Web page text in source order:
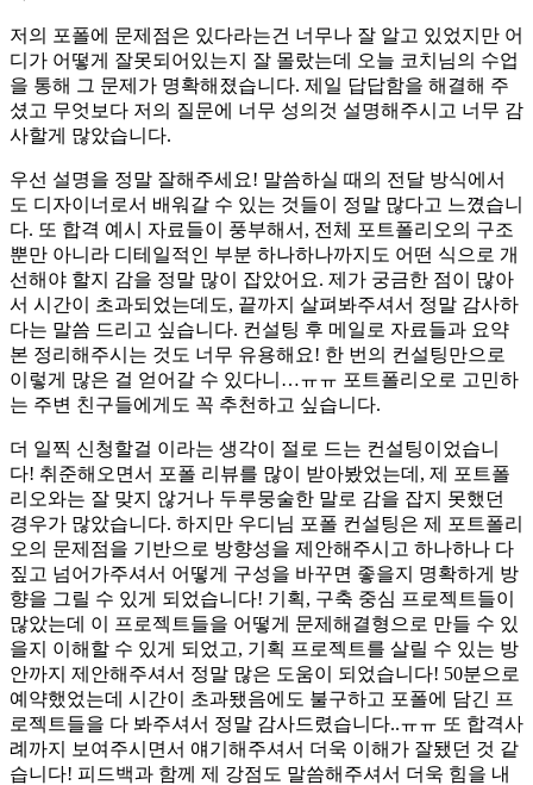
저의 포폴에 문제점은 있다라는건 너무나 잘 알고 있었지만 어
디가 어떻게 잘못되어있는지 잘 몰랐는데 오늘 코치님의 수업
을 통해 그 문제가 명확해졌습니다. 제일 답답함을 해결해 주
셨고 무엇보다 저의 질문에 너무 성의것 설명해주시고 너무 감
사할게 많았습니다.
우선 설명을 정말 잘해주세요! 말씀하실 때의 전달 방식에서
도 디자이너로서 배워갈 수 있는 것들이 정말 많다고 느꼈습니
다. 또 합격 예시 자료들이 풍부해서, 전체 포트폴리오의 구조
뿐만 아니라 디테일적인 부분 하나하나까지도 어떤 식으로 개
선해야 할지 감을 정말 많이 잡았어요. 제가 궁금한 점이 많아
서 시간이 초과되었는데도, 끝까지 살펴봐주셔서 정말 감사하
다는 말씀 드리고 싶습니다. 컨설팅 후 메일로 자료들과 요약
본 정리해주시는 것도 너무 유용해요! 한 번의 컨설팅만으로
이렇게 많은 걸 얻어갈 수 있다니…ㅠㅠ 포트폴리오로 고민하
는 주변 친구들에게도 꼭 추천하고 싶습니다.
더 일찍 신청할걸 이라는 생각이 절로 드는 컨설팅이었습니
다! 취준해오면서 포폴 리뷰를 많이 받아봤었는데, 제 포트폴
리오와는 잘 맞지 않거나 두루뭉술한 말로 감을 잡지 못했던
경우가 많았습니다. 하지만 우디님 포폴 컨설팅은 제 포트폴리
오의 문제점을 기반으로 방향성을 제안해주시고 하나하나 다
짚고 넘어가주셔서 어떻게 구성을 바꾸면 좋을지 명확하게 방
향을 그릴 수 있게 되었습니다! 기획, 구축 중심 프로젝트들이
많았는데 이 프로젝트들을 어떻게 문제해결형으로 만들 수 있
을지 이해할 수 있게 되었고, 기획 프로젝트를 살릴 수 있는 방
안까지 제안해주셔서 정말 많은 도움이 되었습니다! 50분으로
예약했었는데 시간이 초과됐음에도 불구하고 포폴에 담긴 프
로젝트들을 다 봐주셔서 정말 감사드렸습니다..ㅠㅠ 또 합격사
례까지 보여주시면서 얘기해주셔서 더욱 이해가 잘됐던 것 같
습니다! 피드백과 함께 제 강점도 말씀해주셔서 더욱 힘을 내